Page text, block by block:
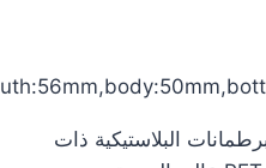
البلاستيكية ذات